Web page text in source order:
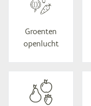
Groen­ten
openlucht